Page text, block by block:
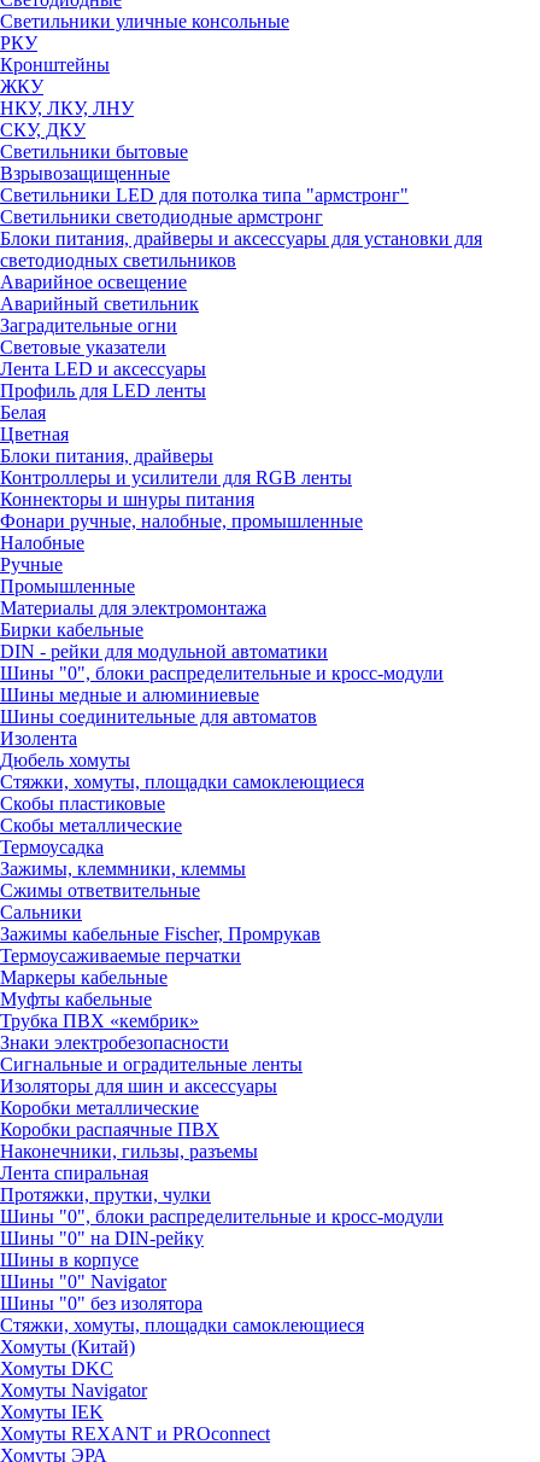
Светильники уличные консольные
РКУ
Кронштейны
ЖКУ
НКУ, ЛКУ, ЛНУ
СКУ, ДКУ
Светильники бытовые
Взрывозащищенные
Светильники LED для потолка типа "армстронг"
Светильники светодиодные армстронг
Блоки питания, драйверы и аксессуары для установки для
светодиодных светильников
Аварийное освещение
Аварийный светильник
Заградительные огни
Световые указатели
Лента LED и аксессуары
Профиль для LED ленты
Белая
Цветная
Блоки питания, драйверы
Контроллеры и усилители для RGB ленты
Коннекторы и шнуры питания
Фонари ручные, налобные, промышленные
Налобные
Ручные
Промышленные
Материалы для электромонтажа
Бирки кабельные
DIN - рейки для модульной автоматики
Шины "0", блоки распределительные и кросс-модули
Шины медные и алюминиевые
Шины соединительные для автоматов
Изолента
Дюбель хомуты
Стяжки, хомуты, площадки самоклеющиеся
Скобы пластиковые
Скобы металлические
Термоусадка
Зажимы, клеммники, клеммы
Сжимы ответвительные
Сальники
Зажимы кабельные Fischer, Промрукав
Термоусаживаемые перчатки
Маркеры кабельные
Муфты кабельные
Трубка ПВХ «кембрик»
Знаки электробезопасности
Сигнальные и оградительные ленты
Изоляторы для шин и аксессуары
Коробки металлические
Коробки распаячные ПВХ
Наконечники, гильзы, разъемы
Лента спиральная
Протяжки, прутки, чулки
Шины "0", блоки распределительные и кросс-модули
Шины "0" на DIN-рейку
Шины в корпусе
Шины "0" Navigator
Шины "0" без изолятора
Стяжки, хомуты, площадки самоклеющиеся
Хомуты (Китай)
Хомуты DKC
Хомуты Navigator
Хомуты IEK
Хомуты REXANT и PROconnect
Хомуты ЭРА